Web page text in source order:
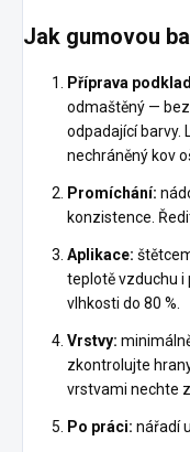
Jak gumovou
Příprava
odmaštěný —
odpadající barvy.
nechráněný kov
Promíchání:
konzistence.
Aplikace:
teplotě vzduchu i
vlhkosti do 80 %.
Vrstvy:
zkontrolujte
vrstvami nechte
Po práci: nářadí